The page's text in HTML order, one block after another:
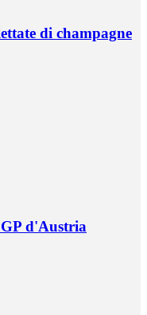
di champagne
d'Austria